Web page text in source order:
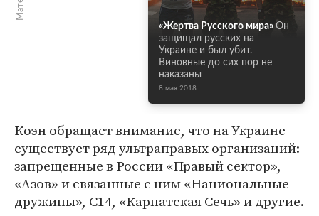
«Жертва Русского мира» Он
защищал русских на
Украине и был убит.
Виновные до сих пор не
наказаны
8 мая 2018
Коэн обращает внимание, что на Украине
существует ряд ультраправых организаций:
запрещенные в России «Правый сектор»,
«Азов» и связанные с ним «Национальные
дружины», С14, «Карпатская Сечь» и другие.